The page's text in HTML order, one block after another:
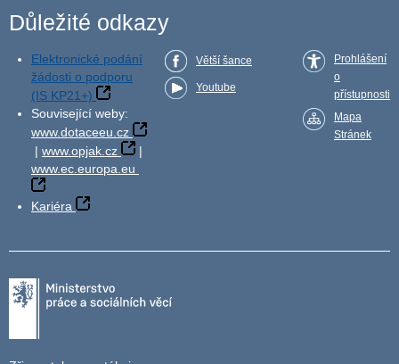
Důležité odkazy
Elektronické podání
žádosti o podporu
(IS KP21+)
Související weby:
www.dotaceeu.cz
| www.opjak.cz
|
www.ec.europa.eu
Kariéra
Větší šance
Youtube
Prohlášení
o
přístupnosti
Mapa
Stránek